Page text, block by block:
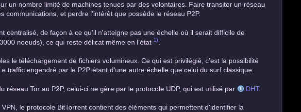
un nombre limité de machines tenues par des volontaires. Faire transiter un réseau
communications, et perdre l'intérêt que possède le réseau P2P.
centralisé, de façon à ce qu'il n'atteigne pas une échelle où il serait difficile de
noeuds), ce qui reste délicat même en l'état 1)
le téléchargement de fichiers volumineux. Ce qui est privilégié, c'est la possibilité
traffic engendré par le P2P étant d'une autre échelle que celui du surf classique.
réseau Tor au P2P, celui-ci ne gère par le protocole UDP, qui est utilisé par DHT.
le protocole BitTorrent contient des éléments qui permettent d'identifier la